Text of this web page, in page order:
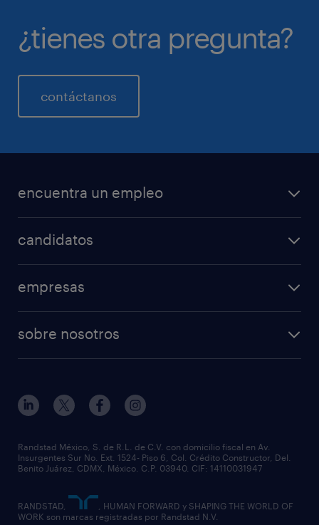
¿tienes otra pregunta?
contáctanos
encuentra un empleo
candidatos
empresas
sobre nosotros
Randstad México, S. de R.L. de C.V. con domicilio fiscal en Av.
Insurgentes Sur No. Ext. 1524- Piso 6, Col. Crédito Constructor, Del.
Benito Juárez, CDMX, México. C.P. 03940. CIF: 14110031947
RANDSTAD,
, HUMAN FORWARD y SHAPING THE WORLD OF
WORK son marcas registradas por Randstad N.V.